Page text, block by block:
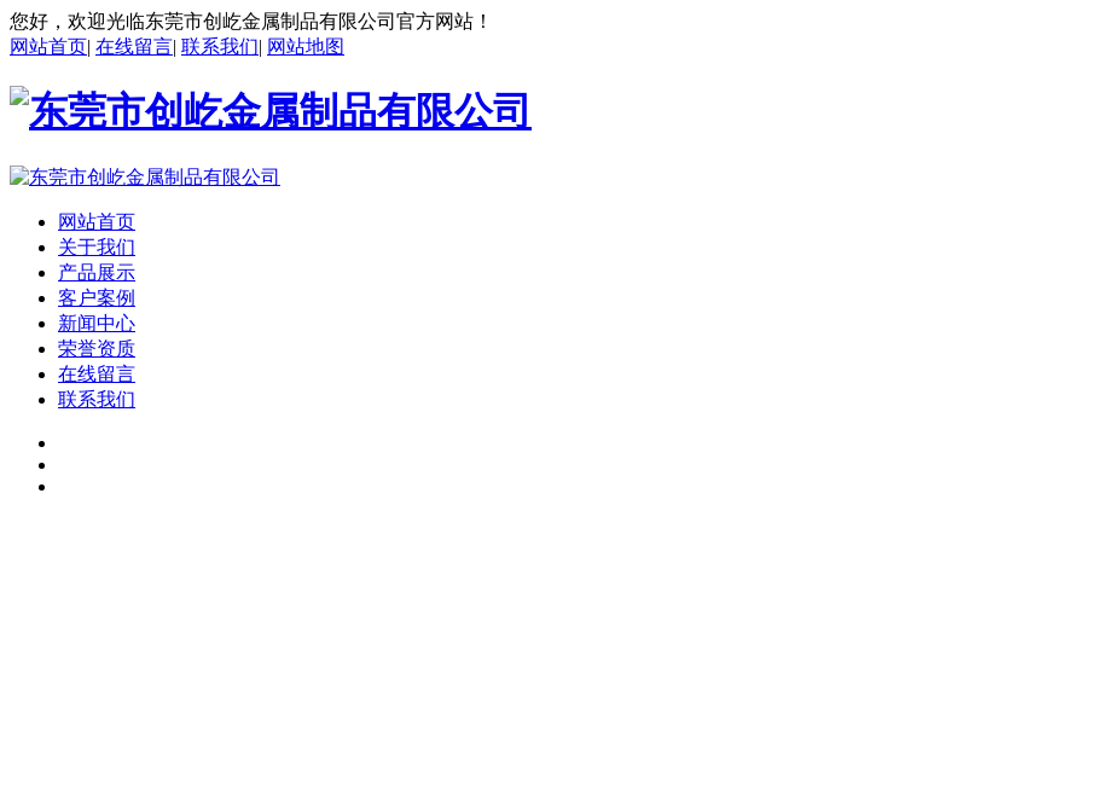
您好，欢迎光临东莞市创屹金属制品有限公司官方网站！
网站首页| 在线留言| 联系我们| 网站地图
网站首页
关于我们
产品展示
客户案例
新闻中心
荣誉资质
在线留言
联系我们